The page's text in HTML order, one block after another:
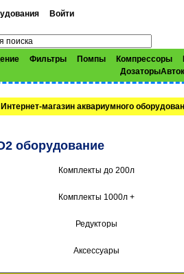
Войти
Фильтры Помпы Компрессоры
Интернет-магазин аквариумного
оборудование
Комплекты до 200л
Комплекты 1000л +
Редукторы
Аксессуары